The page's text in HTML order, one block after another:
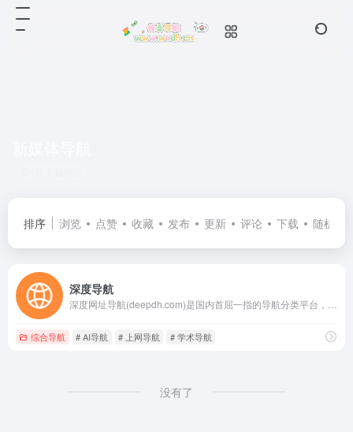
排序 浏览 点赞 收藏 发布 更新 评论 下载 随机
深度导航
综合导航 # AI导航 # 上网导航 # 学术导航
没有了